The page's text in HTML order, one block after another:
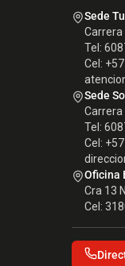
Sede
Carrera
Tel:
Cel:
Sede
Carrera
Tel:
Cel:
Oficina
Cra 13
Cel: